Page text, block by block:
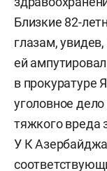
Близкие 82-
глазам,
ей
в прокуратуре
уголовное
тяжкого вреда
У К